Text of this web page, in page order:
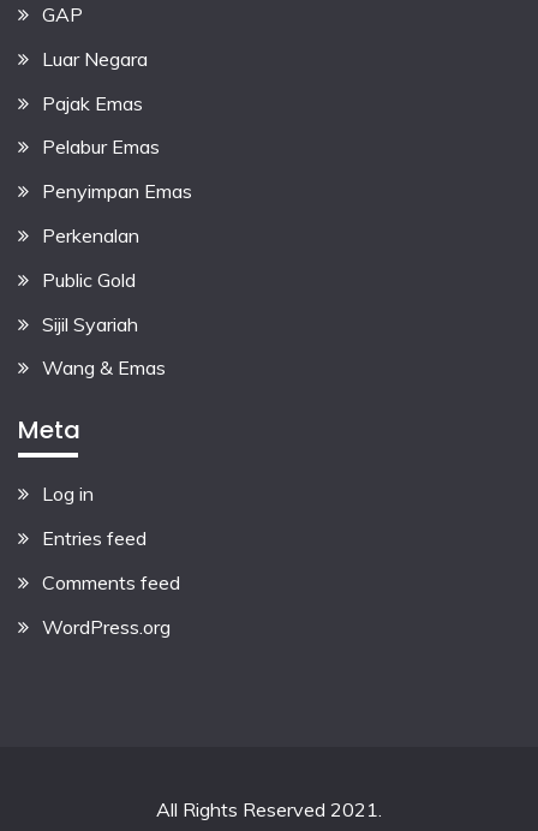
GAP
Luar Negara
Pajak Emas
Pelabur Emas
Penyimpan Emas
Perkenalan
Public Gold
Sijil Syariah
Wang & Emas
Meta
Log in
Entries feed
Comments feed
WordPress.org
All Rights Reserved 2021.